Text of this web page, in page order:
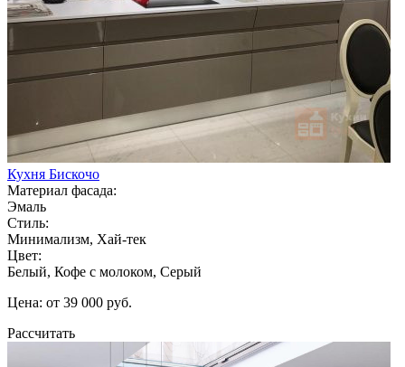
Кухня Бискочо
Материал фасада:
Эмаль
Стиль:
Минимализм, Хай-тек
Цвет:
Белый, Кофе с молоком, Серый
Цена: от 39 000 руб.
Рассчитать